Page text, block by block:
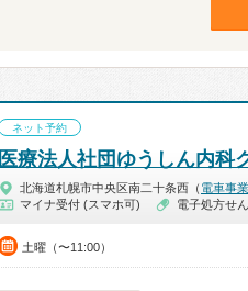
ネット予約
医療法人社団ゆうしん内科
北海道札幌市中央区南二十条西（ 電車事
マイナ受付 (スマホ可)
電子処方せ
土曜（〜11:00）